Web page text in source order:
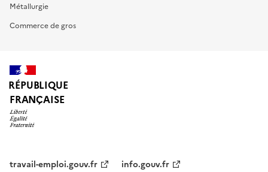
Métallurgie
Commerce de gros
RÉPUBLIQUE
FRANÇAISE
travail-emploi.gouv.fr
info.gouv.fr